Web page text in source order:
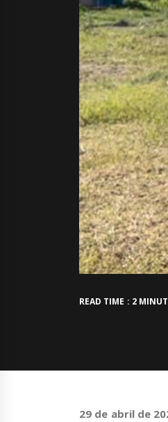
READ TIME : 2
29 de abril de